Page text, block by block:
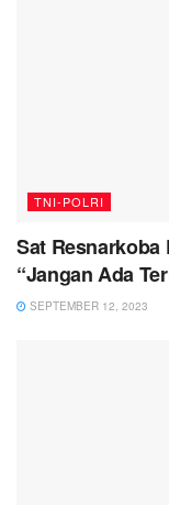
TNI-POLRI
Sat Resnarkoba
“Jangan Ada
SEPTEMBER 12, 2023